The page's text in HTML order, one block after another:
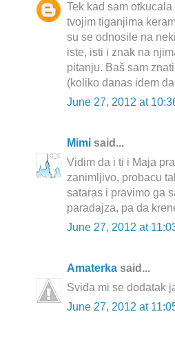
Tek kad sam
tvojim tiganjima
su se odnosile na
iste, isti i znak na
pitanju. Baš sam
(koliko danas idem
June 27, 2012 at
Mimi said...
Vidim da i ti i Maja
zanimljivo, probacu
sataras i pravimo ga
paradajza, pa da
June 27, 2012 at
Amaterka said...
Sviđa mi se dodatak
June 27, 2012 at